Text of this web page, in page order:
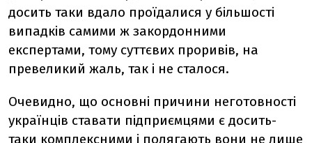
досить таки вдало проїдалися у більшості
випадків самими ж закордонними
експертами, тому суттєвих проривів, на
превеликий жаль, так і не сталося.
Очевидно, що основні причини неготовності
українців ставати підприємцями є досить-
таки комплексними і полягають вони не лише